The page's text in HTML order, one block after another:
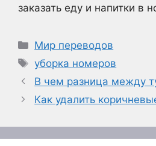
заказать еду и напитки в
Рубрики
Мир переводов
Метки
уборка номеров
В чем разница между
Как удалить